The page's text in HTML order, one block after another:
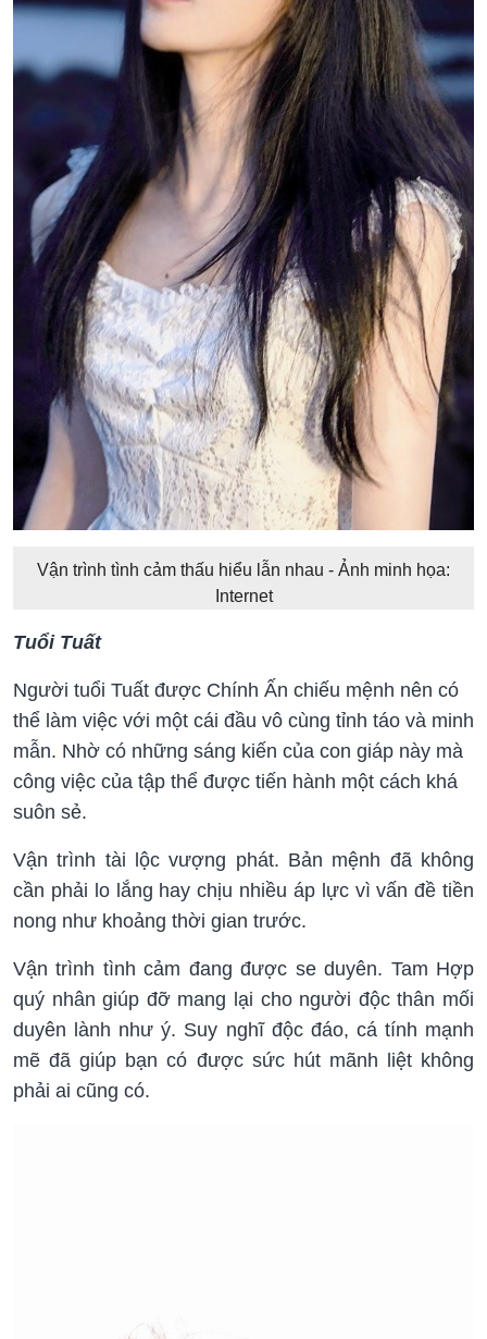
Vận trình tình cảm thấu hiểu lẫn nhau - Ảnh minh họa:
Internet
Tuổi Tuất
Người tuổi Tuất được Chính Ấn chiếu mệnh nên có
thể làm việc với một cái đầu vô cùng tỉnh táo và minh
mẫn. Nhờ có những sáng kiến của con giáp này mà
công việc của tập thể được tiến hành một cách khá
suôn sẻ.
Vận trình tài lộc vượng phát. Bản mệnh đã không
cần phải lo lắng hay chịu nhiều áp lực vì vấn đề tiền
nong như khoảng thời gian trước.
Vận trình tình cảm đang được se duyên. Tam Hợp
quý nhân giúp đỡ mang lại cho người độc thân mối
duyên lành như ý. Suy nghĩ độc đáo, cá tính mạnh
mẽ đã giúp bạn có được sức hút mãnh liệt không
phải ai cũng có.